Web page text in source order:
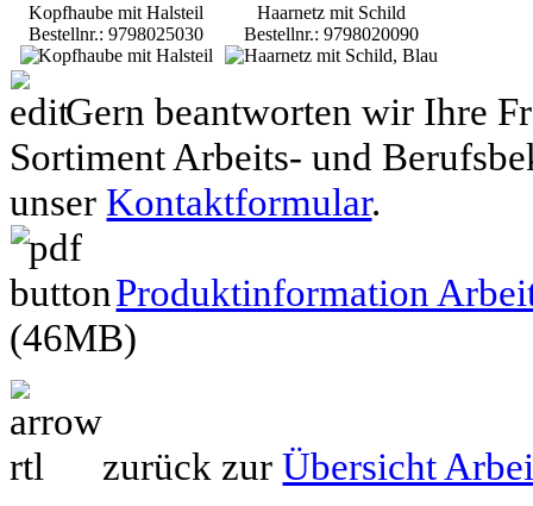
Kopfhaube mit Halsteil
Bestellnr.: 9798025030
Haarnetz mit Schild
Bestellnr.: 9798020090
Gern beantworten wir Ihre
Sortiment Arbeits- und
unser Kontaktformular.
Produktinformation
(46MB)
zurück zurÜbersicht